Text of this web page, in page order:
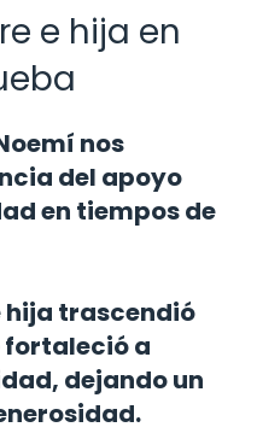
e hija en
nos
del apoyo
en tiempos de
hija trascendió
fortaleció a
dejando un